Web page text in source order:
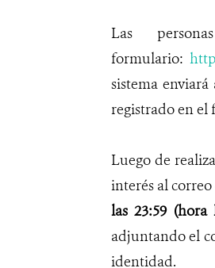
Las
formulario:
sistema
registrado en el
Luego de
interés al
las 23:59 (hora
adjuntando el
identidad.